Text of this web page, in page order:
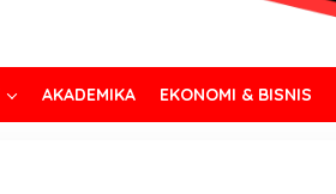
AKADEMIKA EKONOMI & BISNIS